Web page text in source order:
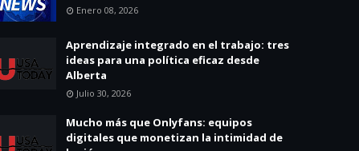
Enero 08, 2026
Aprendizaje integrado en el trabajo: tres
ideas para una política eficaz desde
Alberta
Julio 30, 2026
Mucho más que Onlyfans: equipos
digitales que monetizan la intimidad de